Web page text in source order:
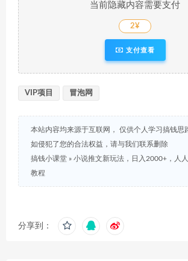
当前隐藏内容需要支付
2¥
支付查看
VIP项目 冒泡网
本站内容均来源于互联网， 仅供个人学习搞钱思
如侵犯了您的合法权益，请与我们联系删除
搞钱小课堂 » 小说推文新玩法，日入2000+，人
教程
分享到：